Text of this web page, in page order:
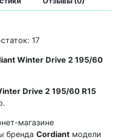
17
Winter Drive 2 195/60
Drive 2 195/60 R15
магазине
бренда Cordiant модели